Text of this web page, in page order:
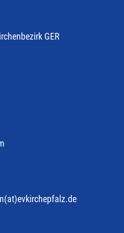
GER
evkirchepfalz.de